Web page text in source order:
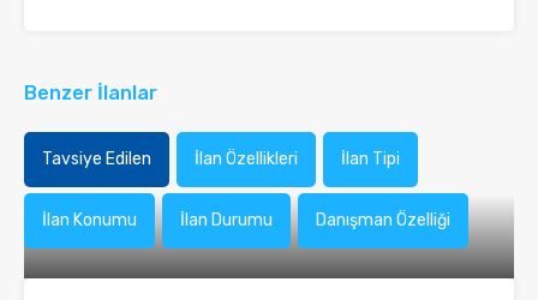
Benzer İlanlar
Tavsiye Edilen İlan Özellikleri İlan Tipi
İlan Konumu İlan Durumu Danışman Özelliği